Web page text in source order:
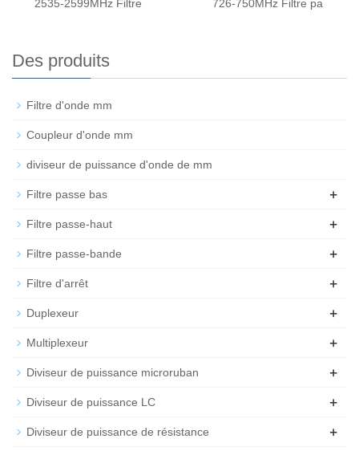
2535-2599MHz Filtre 726-750MHz Filtre pa
Des produits
Filtre d'onde mm
Coupleur d'onde mm
diviseur de puissance d'onde de mm
Filtre passe bas +
Filtre passe-haut +
Filtre passe-bande +
Filtre d'arrêt +
Duplexeur +
Multiplexeur +
Diviseur de puissance microruban +
Diviseur de puissance LC +
Diviseur de puissance de résistance +